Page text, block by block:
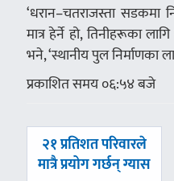
‘धरान–चतराजस्ता सडकमा
मात्र हेर्ने हो, तिनीहरूका
भने, ‘स्थानीय पुल निर्माणका
प्रकाशित समय ०६:५४ बजे
पछिल्लाे
-
२१ प्रतिशत परिवारले
मात्रै प्रयोग गर्छन् ग्यास